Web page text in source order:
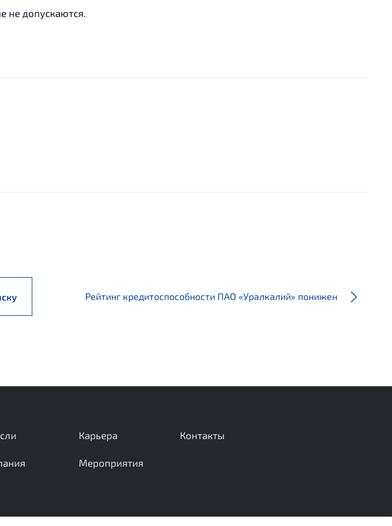
не допускаются.
Рейтинг кредитоспособности ПАО «Уралкалий» понижен
Карьера
Мероприятия
Контакты